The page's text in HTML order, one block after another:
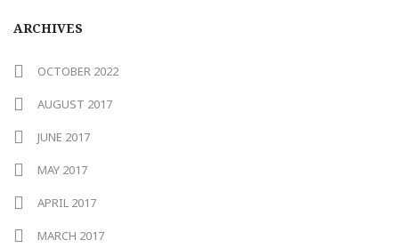
ARCHIVES
OCTOBER 2022
AUGUST 2017
JUNE 2017
MAY 2017
APRIL 2017
MARCH 2017